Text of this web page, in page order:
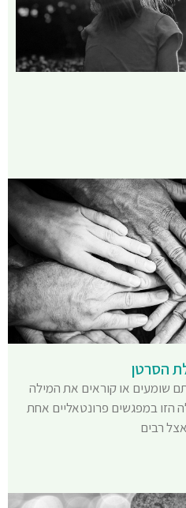
הסרטן
שומעים או קוראים את המילה
במפגשים פרונטאליים אחת
רבים